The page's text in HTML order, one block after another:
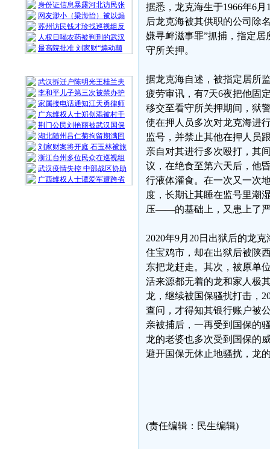
身份证信息暴露河北访民张
网友渺小（梁海怡）被以煽
苏州访民钱才珍找巡视组反
人权日喝农药被判刑的武汉
最高院批准 刘家财“煽动颠
武汉拆迁户陈明光王桂兰夫
李和平儿子第三次被禁办护
家属接电话通知江天勇律师
广东维权人士郑创添被村干
荆门公民刘艳丽被武汉国保
湖北随州吕仁菊拘留期满回
刘家财案将开庭 石玉林被旅
浙江台州多位民众在巡视组
武汉疫情失控 中部战区协助
广西维权人士谭爱军遭跨省
据悉，龙克海生于1966年6
后龙克海被其供职的公司除
嫌寻衅滋事罪”抓捕，指定
守所关押。
据龙克海自述，被指定居所
疲劳审讯，有7天6夜把他固
移交至看守所关押期间，狱
使在押人员多次对龙克海进
监号，并禁止其他在押人员
亲自对其进行多次殴打，其
议，在绝食至第六天后，他
行液体灌食。在一次又一次
度，长期让其睡在监号里潮
压——的基础上，又患上了严
2020年9月20日出狱后的龙
住宝鸡市，却在出狱后被陕
东把龙赶走。其次，被原单
活来源都无着的龙和家人极
龙，继续被国保骚扰打击，
查问，才得知其银行账户被
亲被捕后，一再受到国保的
龙的老婆也多次受到国保的
避开国保无休止地骚扰，龙
(责任编辑：民生编辑)